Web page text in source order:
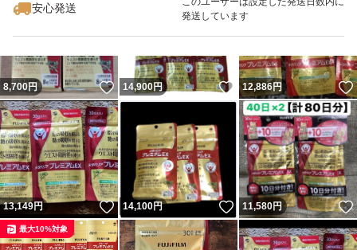
安心発送
発送しています
8,700円 いいね！
14,900円 いいね！
12,886円
13,149円 いいね！
14,100円 いいね！
11,580円
最大10%対象